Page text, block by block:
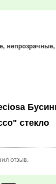
стекло
отзыв.